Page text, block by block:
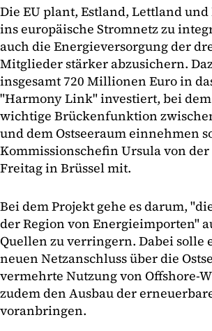
Die EU plant, Estland, Lettland
ins europäische Stromnetz zu
auch die Energieversorgung der
Mitglieder stärker abzusichern.
insgesamt 720 Millionen Euro in
"Harmony Link" investiert, bei
wichtige Brückenfunktion
und dem Ostseeraum einnehmen
Kommissionschefin Ursula von
Freitag in Brüssel mit.
Bei dem Projekt gehe es darum,
der Region von Energieimporten"
Quellen zu verringern. Dabei solle
neuen Netzanschluss über die
vermehrte Nutzung von Offshore-
zudem den Ausbau der
voranbringen.